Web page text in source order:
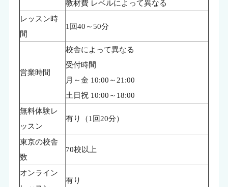
教材費 レベルによって異なる
レッスン時
間
1回40～50分
営業時間
校舎によって異なる
受付時間
月～金 10:00～21:00
土日祝 10:00～18:00
無料体験レ
ッスン
有り（1回20分）
東京の校舎
数
70校以上
オンライン
有り